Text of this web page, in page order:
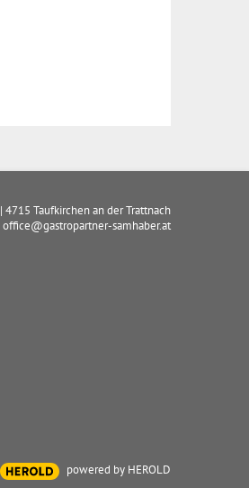
| 4715 Taufkirchen an der Trattnach
office@gastropartner-samhaber.at
powered by HEROLD